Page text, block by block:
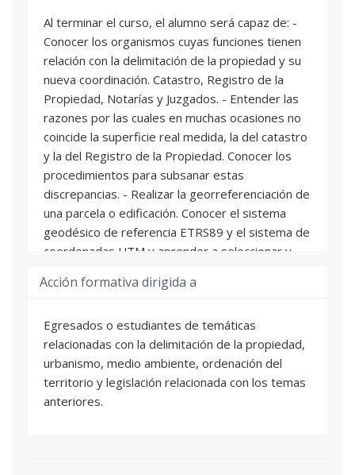
Al terminar el curso, el alumno será capaz de: -
Conocer los organismos cuyas funciones tienen
relación con la delimitación de la propiedad y su
nueva coordinación. Catastro, Registro de la
Propiedad, Notarías y Juzgados. - Entender las
razones por las cuales en muchas ocasiones no
coincide la superficie real medida, la del catastro
y la del Registro de la Propiedad. Conocer los
procedimientos para subsanar estas
discrepancias. - Realizar la georreferenciación de
una parcela o edificación. Conocer el sistema
geodésico de referencia ETRS89 y el sistema de
coordenadas UTM y aprender a seleccionar y
para cada caso. - Elaborar una representación
en el sitio web del Catastro. Conocer las
implicaciones de esta validación. - Conocer la
legislación relativa a la delimitación de la
propiedad inmobiliaria y a la actividad pericial. -
Realizar un informe pericial sobre la delimitación
Acción formativa dirigida a
Egresados o estudiantes de temáticas
relacionadas con la delimitación de la propiedad,
urbanismo, medio ambiente, ordenación del
territorio y legislación relacionada con los temas
anteriores.